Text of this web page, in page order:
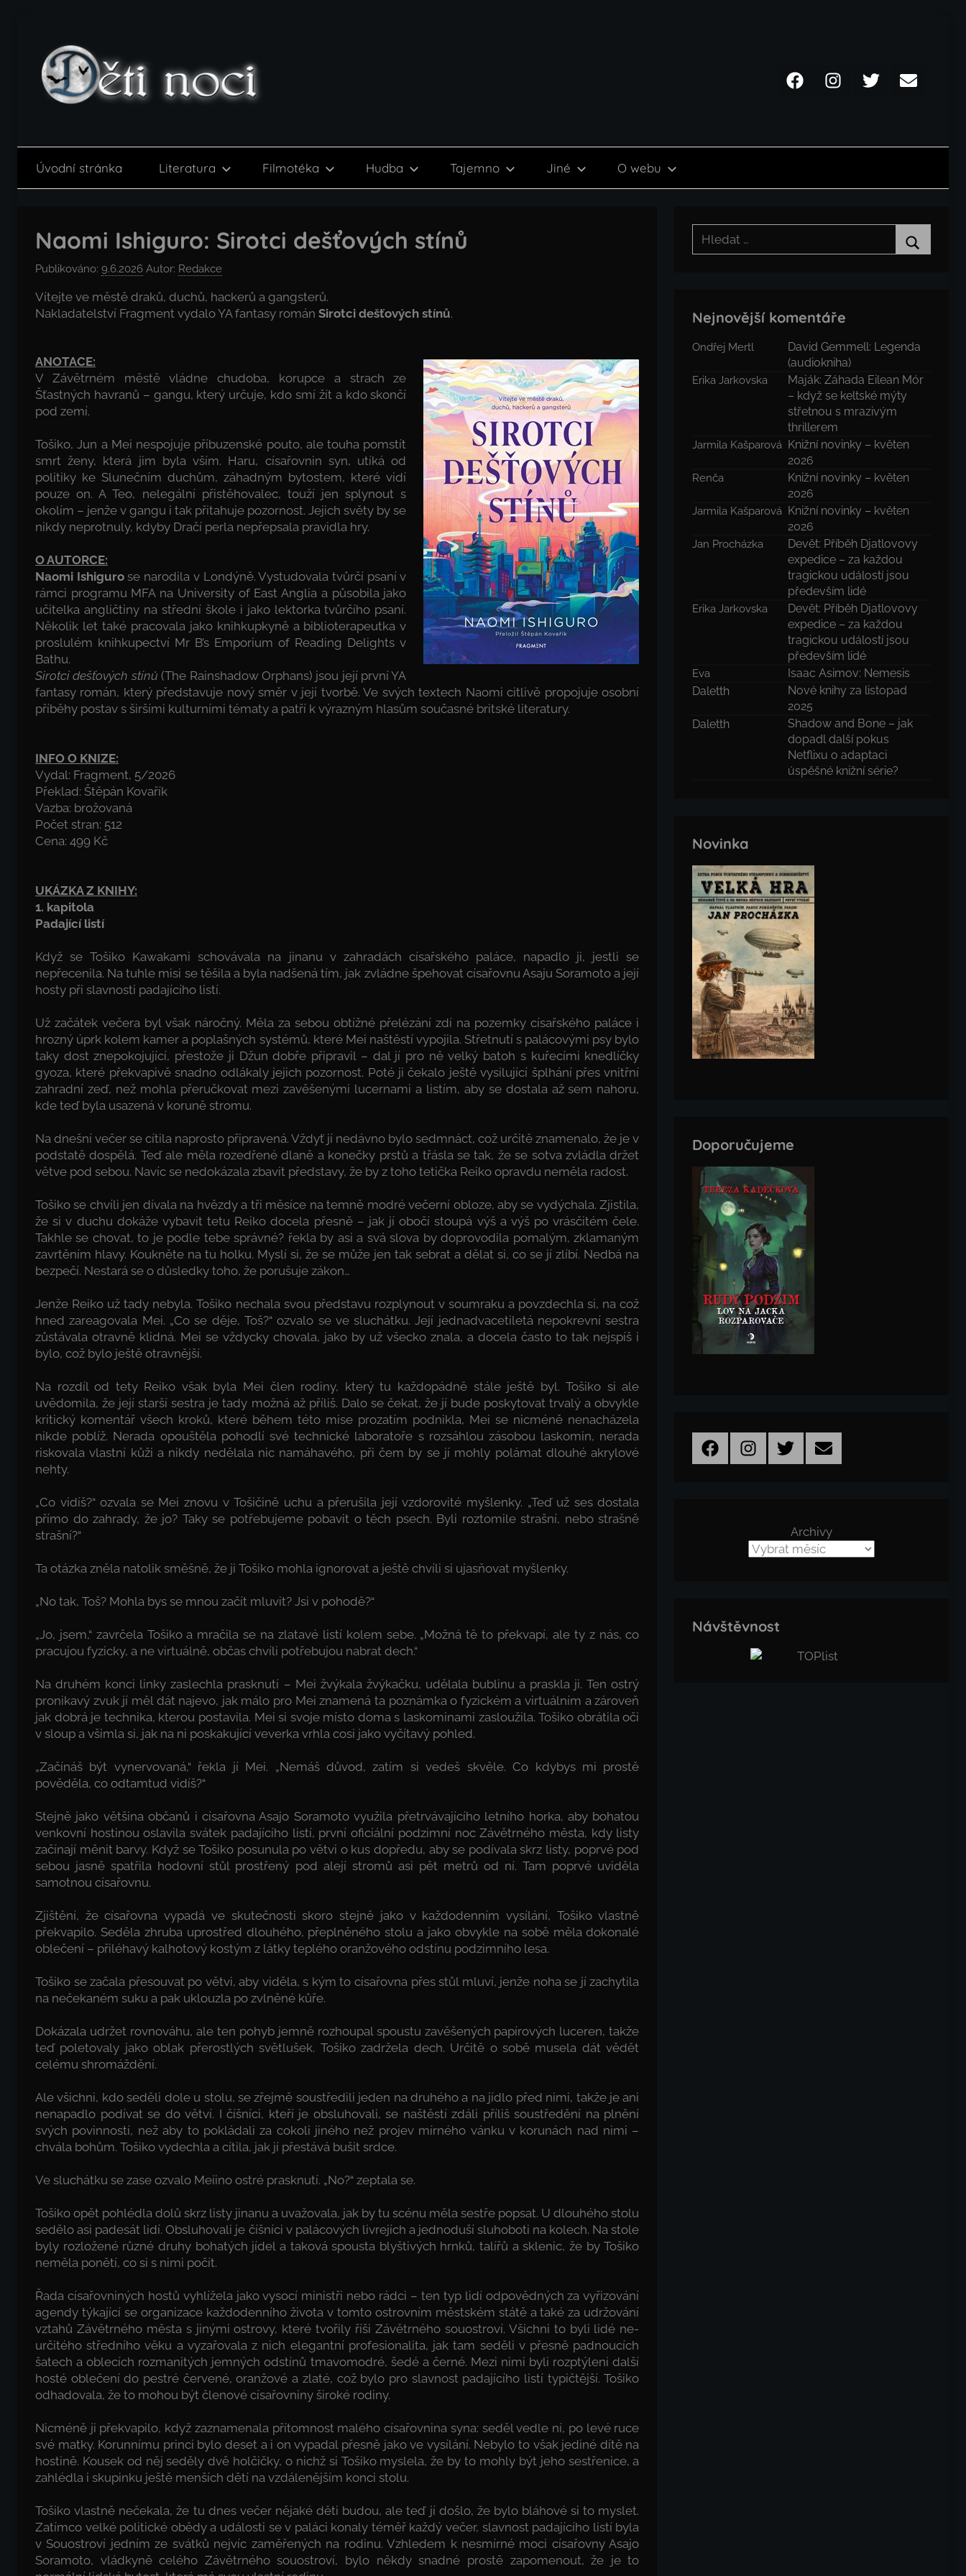
obsahu
noci
FacebookInstagramTwitterEmail
Úvodní stránka Literatura Filmotéka Hudba Tajemno Jiné O webu
Naomi Ishiguro: Sirotci dešťových stínů
Publikováno: 9.6.2026 Autor: Redakce
Vítejte ve městě draků, duchů, hackerů a gangsterů.
Nakladatelství Fragment vydalo YA fantasy román Sirotci dešťových stínů.
ANOTACE:
V Závětrném městě vládne chudoba, korupce a strach ze
Šťastných havranů – gangu, který určuje, kdo smí žít a kdo skončí
pod zemí.
Tošiko, Jun a Mei nespojuje příbuzenské pouto, ale touha pomstít
smrt ženy, která jim byla vším. Haru, císařovnin syn, utíká od
politiky ke Slunečním duchům, záhadným bytostem, které vidí
pouze on. A Teo, nelegální přistěhovalec, touží jen splynout s
okolím – jenže v gangu i tak přitahuje pozornost. Jejich světy by se
nikdy neprotnuly, kdyby Dračí perla nepřepsala pravidla hry.
O AUTORCE:
Naomi Ishigurose narodila v Londýně. Vystudovala tvůrčí psaní v
rámci programu MFA na University of East Anglia a působila jako
učitelka angličtiny na střední škole i jako lektorka tvůrčího psaní.
Několik let také pracovala jako knihkupkyně a biblioterapeutka v
proslulém knihkupectví Mr B’s Emporium of Reading Delights v
Bathu.
Sirotci dešťových stínů (The Rainshadow Orphans) jsou její první YA
fantasy román, který představuje nový směr v její tvorbě. Ve svých textech Naomi citlivě propojuje osobní
příběhy postav s širšími kulturními tématy a patří k výrazným hlasům současné britské literatury.
INFO O KNIZE:
Vydal: Fragment, 5/2026
Překlad: Štěpán Kovařík
Vazba: brožovaná
Počet stran: 512
Cena: 499 Kč
UKÁZKA Z KNIHY:
1. kapitola
Padající listí
Když se Tošiko Kawakami schovávala na jinanu v zahradách císařského paláce, napadlo ji, jestli se
nepřecenila. Na tuhle misi se těšila a byla nadšená tím, jak zvládne špehovat císařovnu Asaju Soramoto a její
hosty při slavnosti padajícího listí.
Už začátek večera byl však náročný. Měla za sebou obtížné přelézání zdí na pozemky císařského paláce i
hrozný úprk kolem kamer a poplašných systémů, které Mei naštěstí vypojila. Střetnutí s palácovými psy bylo
taky dost znepokojující, přestože ji Džun dobře připravil – dal jí pro ně velký batoh s kuřecími knedlíčky
gyoza, které překvapivě snadno odlákaly jejich pozornost. Poté ji čekalo ještě vysilující šplhání přes vnitřní
zahradní zeď, než mohla přeručkovat mezi zavěšenými lucernami a listím, aby se dostala až sem nahoru,
kde teď byla usazená v koruně stromu.
Na dnešní večer se cítila naprosto připravená. Vždyť jí nedávno bylo sedmnáct, což určitě znamenalo, že je v
podstatě dospělá. Teď ale měla rozedřené dlaně a konečky prstů a třásla se tak, že se sotva zvládla držet
větve pod sebou. Navíc se nedokázala zbavit představy, že by z toho tetička Reiko opravdu neměla radost.
Tošiko se chvíli jen dívala na hvězdy a tři měsíce na temně modré večerní obloze, aby se vydýchala. Zjistila,
že si v duchu dokáže vybavit tetu Reiko docela přesně – jak jí obočí stoupá výš a výš po vrásčitém čele.
Takhle se chovat, to je podle tebe správné? řekla by asi a svá slova by doprovodila pomalým, zklamaným
zavrtěním hlavy. Koukněte na tu holku. Myslí si, že se může jen tak sebrat a dělat si, co se jí zlíbí. Nedbá na
bezpečí. Nestará se o důsledky toho, že porušuje zákon…
Jenže Reiko už tady nebyla. Tošiko nechala svou představu rozplynout v soumraku a povzdechla si, na což
hned zareagovala Mei. „Co se děje, Toš?“ ozvalo se ve sluchátku. Její jednadvacetiletá nepokrevní ses­tra
zůstávala otravně klidná. Mei se vždycky chovala, jako by už všecko znala, a docela často to tak nejspíš i
bylo, což bylo ještě otravnější.
Na rozdíl od tety Reiko však byla Mei člen rodiny, který tu každopádně stále ještě byl. Tošiko si ale
uvědomila, že její starší sestra je tady možná až příliš. Dalo se čekat, že jí bude poskytovat trvalý a obvykle
kritický komentář všech kroků, které během této mise prozatím podnikla, Mei se nicméně nenacházela
nikde poblíž. Nerada opouštěla pohodlí své technické laboratoře s rozsáhlou zásobou laskomin, nerada
riskovala vlastní kůži a nikdy nedělala nic namáhavého, při čem by se jí mohly polámat dlouhé akrylové
nehty.
„Co vidíš?“ ozvala se Mei znovu v Tošičině uchu a přerušila její vzdorovité myšlenky. „Teď už ses dostala
přímo do zahrady, že jo? Taky se potřebujeme pobavit o těch psech. Byli roztomile strašní, nebo strašně
strašní?“
Ta otázka zněla natolik směšně, že ji Tošiko mohla ignorovat a ještě chvíli si ujasňovat myšlenky.
„No tak, Toš? Mohla bys se mnou začít mluvit? Jsi v pohodě?“
„Jo, jsem,“ zavrčela Tošiko a mračila se na zlatavé listí kolem sebe. „Možná tě to překvapí, ale ty z nás, co
pracujou fyzicky, a ne virtuálně, občas chvíli potřebujou nabrat dech.“
Na druhém konci linky zaslechla prasknutí – Mei žvýkala žvýkačku, udělala bublinu a praskla ji. Ten ostrý
pronikavý zvuk jí měl dát najevo, jak málo pro Mei znamená ta poznámka o fyzickém a virtuálním a zároveň
jak dobrá je technika, kterou postavila. Mei si svoje místo doma s laskominami zasloužila. Tošiko obrátila oči
v sloup a všimla si, jak na ni poskakující veverka vrhla cosi jako vyčítavý pohled.
„Začínáš být vynervovaná,“ řekla jí Mei. „Nemáš důvod, zatím si vedeš skvěle. Co kdybys mi prostě
pověděla, co odtamtud vidíš?“
Stejně jako většina občanů i císařovna Asajo Soramoto využila přetrvávajícího letního horka, aby bohatou
venkovní hostinou oslavila svátek padajícího listí, první oficiální podzimní noc Závětrného města, kdy listy
začínají měnit barvy. Když se Tošiko posunula po větvi o kus dopředu, aby se podívala skrz listy, poprvé pod
sebou jasně spatřila hodovní stůl prostřený pod alejí stromů asi pět metrů od ní. Tam poprvé uviděla
samotnou císařovnu.
Zjištění, že císařovna vypadá ve skutečnosti skoro stejně jako v kaž­dodenním vysílání, Tošiko vlastně
překvapilo. Seděla zhruba uprostřed dlouhého, přeplněného stolu a jako obvykle na sobě měla dokonalé
oblečení – přiléhavý kalhotový kostým z látky teplého oranžového odstínu podzimního lesa.
Tošiko se začala přesouvat po větvi, aby viděla, s kým to císařovna přes stůl mluví, jenže noha se jí zachytila
na nečekaném suku a pak uklouzla po zvlněné kůře.
Dokázala udržet rovnováhu, ale ten pohyb jemně rozhoupal spoustu zavěšených papírových luceren, takže
teď poletovaly jako oblak přerostlých světlušek. Tošiko zadržela dech. Určitě o sobě musela dát vědět
celému shromáždění.
Ale všichni, kdo seděli dole u stolu, se zřejmě soustředili jeden na druhého a na jídlo před nimi, takže je ani
nenapadlo podívat se do větví. I číšníci, kteří je obsluhovali, se naštěstí zdáli příliš soustředění na plnění
svých povinností, než aby to pokládali za cokoli jiného než projev mírného vánku v korunách nad nimi –
chvála bohům. Tošiko vydechla a cítila, jak jí přestává bušit srdce.
Ve sluchátku se zase ozvalo Meiino ostré prasknutí. „No?“ zeptala se.
Tošiko opět pohlédla dolů skrz listy jinanu a uvažovala, jak by tu scénu měla sestře popsat. U dlouhého stolu
sedělo asi padesát lidí. Obsluhovali je číšníci v palácových livrejích a jednoduší sluhoboti na kolech. Na stole
byly rozložené různé druhy bohatých jídel a taková spousta blyštivých hrnků, talířů a sklenic, že by Tošiko
neměla ponětí, co si s nimi počít.
Řada císařovniných hostů vyhlížela jako vysocí ministři nebo rádci – ten typ lidí odpovědných za vyřizování
agendy týkající se organizace kaž­dodenního života v tomto ostrovním městském státě a také za udržování
vztahů Závětrného města s jinými ostrovy, které tvořily říši Závětrného souostroví. Všichni to byli lidé ne­
určitého středního věku a vyzařovala z nich elegantní profesionalita, jak tam seděli v přesně padnoucích
šatech a oblecích rozmanitých jemných odstínů tmavomodré, šedé a černé. Mezi nimi byli rozptýleni další
hosté oblečení do pestré červené, oranžové a zlaté, což bylo pro slavnost padajícího listí typičtější. Tošiko
odhadovala, že to mohou být členové císařovniny široké rodiny.
Nicméně ji překvapilo, když zaznamenala přítomnost malého císařovnina syna: seděl vedle ní, po levé ruce
své matky. Korunnímu princi bylo deset a i on vypadal přesně jako ve vysílání. Nebylo to však jediné dítě na
hostině. Kousek od něj seděly dvě holčičky, o nichž si Tošiko myslela, že by to mohly být jeho sestřenice, a
zahlédla i skupinku ještě menších dětí na vzdálenějším konci stolu.
Tošiko vlastně nečekala, že tu dnes večer nějaké děti budou, ale teď jí došlo, že bylo bláhové si to myslet.
Zatímco velké politické obědy a události se v paláci konaly téměř kaž­dý večer, slavnost padajícího listí byla
v Souostroví jedním ze svátků nejvíc zaměřených na rodinu. Vzhledem k nesmírné moci císařovny Asajo
Soramoto, vládkyně celého Závětrného souostroví, bylo někdy snadné prostě zapomenout, že je to
Hledat:
Nejnovější komentáře
Ondřej Mertl
David Gemmell: Legenda
(audiokniha)
Erika Jarkovska
Maják: Záhada Eilean Mór
– když se keltské mýty
střetnou s mrazivým
thrillerem
Jarmila Kašparová Knižní novinky – květen
2026
Renča
Knižní novinky – květen
2026
Jarmila Kašparová Knižní novinky – květen
2026
Jan Procházka
Devět: Příběh Djatlovovy
expedice – za každou
tragickou událostí jsou
především lidé
Erika Jarkovska
Devět: Příběh Djatlovovy
expedice – za každou
tragickou událostí jsou
především lidé
Eva
Isaac Asimov: Nemesis
Daletth
Nové knihy za listopad
2025
Daletth
Shadow and Bone – jak
dopadl další pokus
Netflixu o adaptaci
úspěšné knižní série?
Novinka
Doporučujeme
FacebookInstagramTwitterEmail
Archivy
Návštěvnost